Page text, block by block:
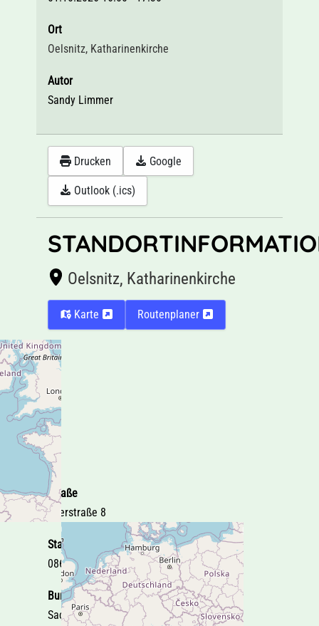
Ort
Oelsnitz, Katharinenkirche
Autor
Sandy Limmer
Drucken Google
Outlook (.ics)
Oelsnitz, Katharinenkirche
Karte Routenplaner
Straße
Egerstraße 8
Stadt
08606 Oelsnitz i.V.
Bundesland
Sachsen